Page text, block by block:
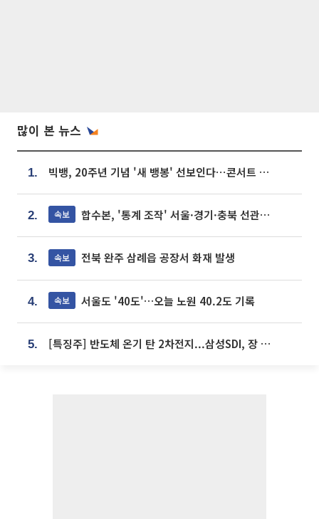
많이 본 뉴스
1. 빅뱅, 20주년 기념 '새 뱅봉' 선보인다⋯콘서트 앞두고 팝업 개최
2. 속보 합수본, '통계 조작' 서울·경기·충북 선관위 등 추가 압수수색
3. 속보 전북 완주 삼례읍 공장서 화재 발생
4. 속보 서울도 '40도'…오늘 노원 40.2도 기록
5. [특징주] 반도체 온기 탄 2차전지...삼성SDI, 장 초반 7% 넘게 껑충